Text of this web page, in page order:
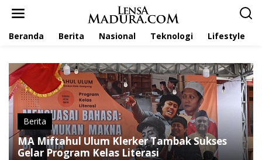
Beranda Berita Nasional Teknologi Lifestyle
Berita
MA Miftahul Ulum Klerker Tambak Sukses
Gelar Program Kelas Literasi